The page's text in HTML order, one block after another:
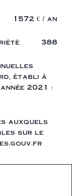
1572 € / an
388
établi à
2021 :
auxquels
sur le